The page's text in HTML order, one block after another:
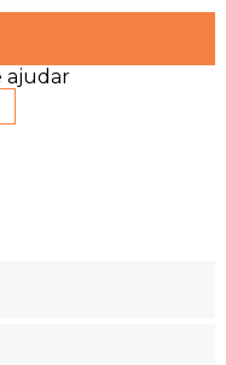
ajudar